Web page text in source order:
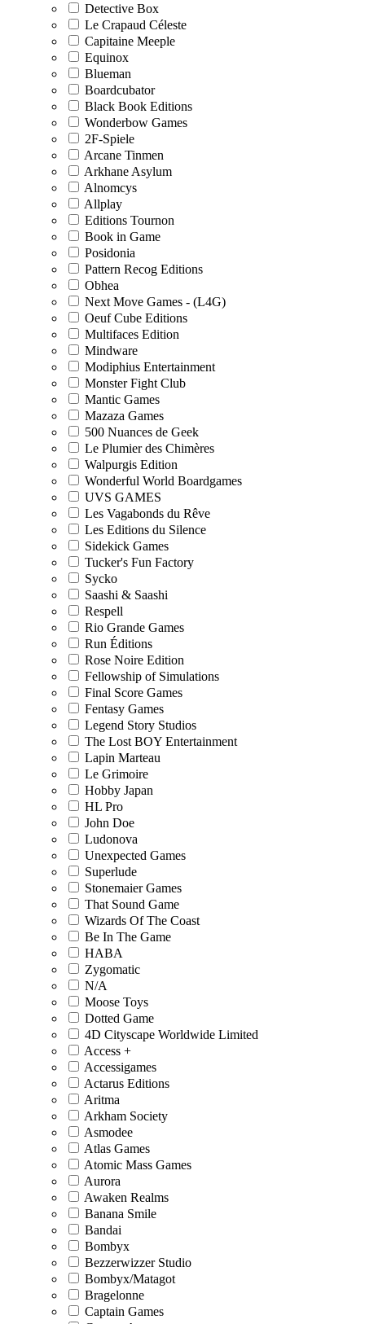
Detective Box
Le Crapaud Céleste
Capitaine Meeple
Equinox
Blueman
Boardcubator
Black Book Editions
Wonderbow Games
2F-Spiele
Arcane Tinmen
Arkhane Asylum
Alnomcys
Allplay
Editions Tournon
Book in Game
Posidonia
Pattern Recog Editions
Obhea
Next Move Games - (L4G)
Oeuf Cube Editions
Multifaces Edition
Mindware
Modiphius Entertainment
Monster Fight Club
Mantic Games
Mazaza Games
500 Nuances de Geek
Le Plumier des Chimères
Walpurgis Edition
Wonderful World Boardgames
UVS GAMES
Les Vagabonds du Rêve
Les Editions du Silence
Sidekick Games
Tucker's Fun Factory
Sycko
Saashi & Saashi
Respell
Rio Grande Games
Run Éditions
Rose Noire Edition
Fellowship of Simulations
Final Score Games
Fentasy Games
Legend Story Studios
The Lost BOY Entertainment
Lapin Marteau
Le Grimoire
Hobby Japan
HL Pro
John Doe
Ludonova
Unexpected Games
Superlude
Stonemaier Games
That Sound Game
Wizards Of The Coast
Be In The Game
HABA
Zygomatic
N/A
Moose Toys
Dotted Game
4D Cityscape Worldwide Limited
Access +
Accessigames
Actarus Editions
Aritma
Arkham Society
Asmodee
Atlas Games
Atomic Mass Games
Aurora
Awaken Realms
Banana Smile
Bandai
Bombyx
Bezzerwizzer Studio
Bombyx/Matagot
Bragelonne
Captain Games